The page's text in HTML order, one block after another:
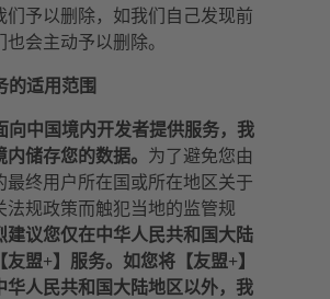
们予以删除，如我们自己发现前
会主动予以删除。
的适用范围
向中国境内开发者提供服务，我
储存您的数据。 为了避免您由
最终用户所在国或所在地区关于
法规政策而触犯当地的监管规
建议您仅在中华人民共和国大陆
盟+】服务。如您将【友盟+】
华人民共和国大陆地区以外，我